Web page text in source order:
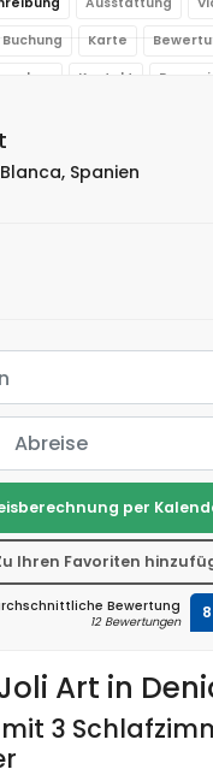
Karte
Kontakt
Art in
3
Spanien
per
Ihren Favoriten
Bewertung
12 Bewertungen 8